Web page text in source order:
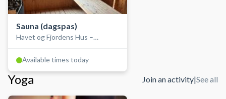
Sauna (dagspas)
Havet og Fjordens Hus –
Available times today
Yoga Join an activity|See all